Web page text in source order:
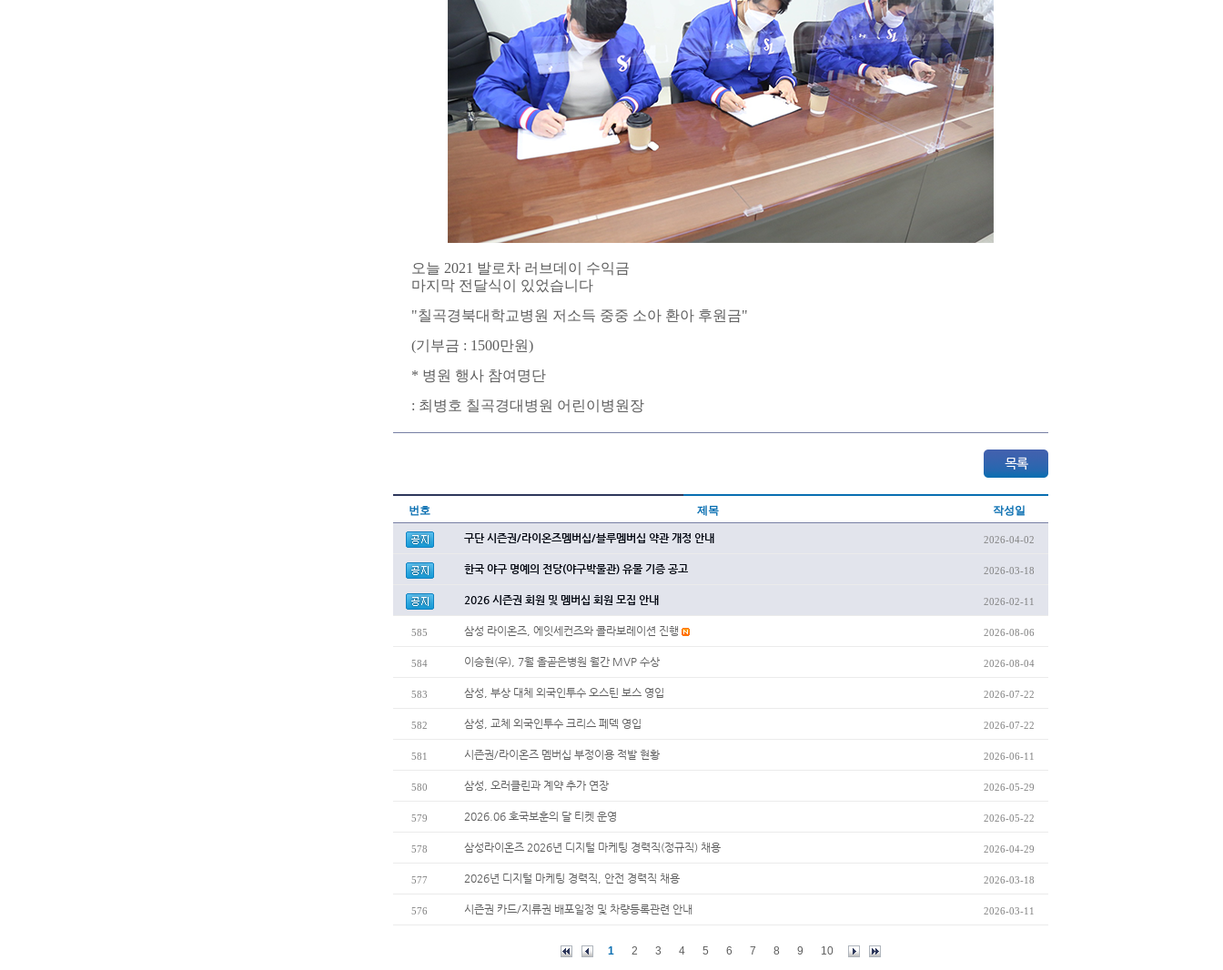
오늘 2021 발로차 러브데이 수익금
마지막 전달식이 있었습니다
"칠곡경북대학교병원 저소득 중중 소아 환아 후원금"
(기부금 : 1500만원)
* 병원 행사 참여명단
: 최병호 칠곡경대병원 어린이병원장
번호 제목 작성일
구단 시즌권/라이온즈멤버십/블루멤버십 약관 개정 안내 2026-04-02
한국 야구 명예의 전당(야구박물관) 유물 기증 공고 2026-03-18
2026 시즌권 회원 및 멤버십 회원 모집 안내 2026-02-11
585 삼성 라이온즈, 에잇세컨즈와 콜라보레이션 진행 2026-08-06
584 이승현(우), 7월 올곧은병원 월간 MVP 수상 2026-08-04
583 삼성, 부상 대체 외국인투수 오스틴 보스 영입 2026-07-22
582 삼성, 교체 외국인투수 크리스 페덱 영입 2026-07-22
581 시즌권/라이온즈 멤버십 부정이용 적발 현황 2026-06-11
580 삼성, 오러클린과 계약 추가 연장 2026-05-29
579 2026.06 호국보훈의 달 티켓 운영 2026-05-22
578 삼성라이온즈 2026년 디지털 마케팅 경력직(정규직) 채용 2026-04-29
577 2026년 디지털 마케팅 경력직, 안전 경력직 채용 2026-03-18
576 시즌권 카드/지류권 배포일정 및 차량등록관련 안내 2026-03-11
1 2 3 4 5 6 7 8 9 10